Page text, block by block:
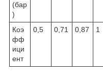
(бар
)
Коэ
фф
ици
ент
0,5 0,71 0,87 1